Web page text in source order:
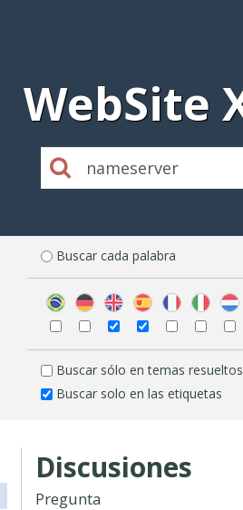
WebSite
Buscar cada palabra
Buscar sólo en temas resueltos
Buscar solo en las etiquetas
Discusiones
Pregunta